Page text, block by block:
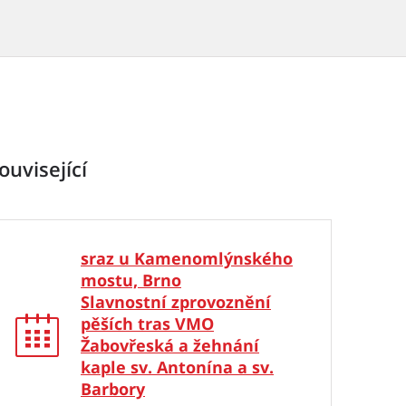
sraz u Kamenomlýnského
mostu, Brno
Slavnostní zprovoznění
pěších tras VMO
Žabovřeská a žehnání
kaple sv. Antonína a sv.
Barbory